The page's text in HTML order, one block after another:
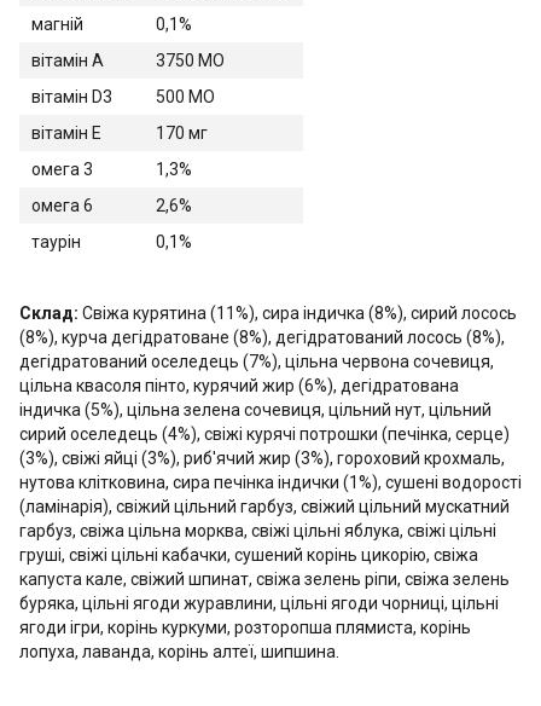
магній
0,1%
вітамін A
3750 МО
вітамін D3
500 МО
вітамін E
170 мг
омега 3
1,3%
омега 6
2,6%
таурін
0,1%
Склад: Свіжа курятина (11%), сира індичка (8%), сирий лосось
(8%), курча дегідратоване (8%), дегідратований лосось (8%),
дегідратований оселедець (7%), цільна червона сочевиця,
цільна квасоля пінто, курячий жир (6%), дегідратована
індичка (5%), цільна зелена сочевиця, цільний нут, цільний
сирий оселедець (4%), свіжі курячі потрошки (печінка, серце)
(3%), свіжі яйці (3%), риб'ячий жир (3%), гороховий крохмаль,
нутова клітковина, сира печінка індички (1%), сушені водорості
(ламінарія), свіжий цільний гарбуз, свіжий цільний мускатний
гарбуз, свіжа цільна морква, свіжі цільні яблука, свіжі цільні
груші, свіжі цільні кабачки, сушений корінь цикорію, свіжа
капуста кале, свіжий шпинат, свіжа зелень ріпи, свіжа зелень
буряка, цільні ягоди журавлини, цільні ягоди чорниці, цільні
ягоди ігри, корінь куркуми, розторопша плямиста, корінь
лопуха, лаванда, корінь алтеї, шипшина.